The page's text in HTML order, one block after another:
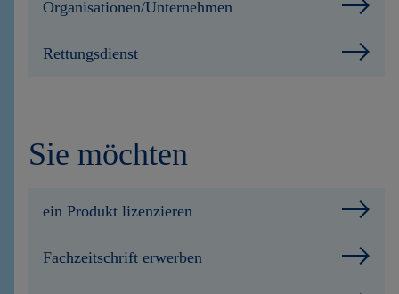
Organisationen/Unternehmen
Rettungsdienst
Sie möchten
ein Produkt lizenzieren
Fachzeitschrift erwerben